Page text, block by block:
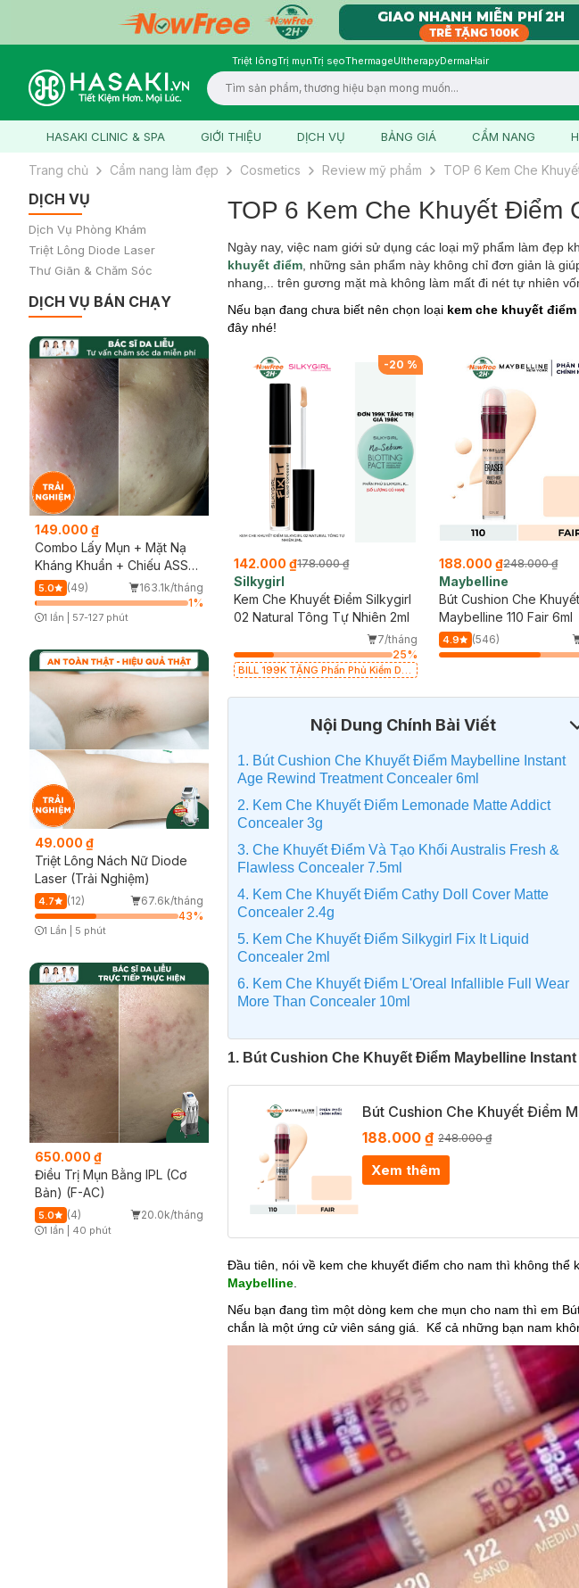
Triệt lôngTrị mụnTrị sẹoThermageUltherapyDermaHair
Logo
HASAKI CLINIC & SPA GIỚI THIỆU DỊCH VỤ BẢNG GIÁ CẨM NANG
Trang chủ Cẩm nang làm đẹp Cosmetics Review mỹ phẩm TOP 6 Kem Che
DỊCH VỤ
Dịch Vụ Phòng Khám
Triệt Lông Diode Laser
Thư Giãn & Chăm Sóc
DỊCH VỤ BÁN CHẠY
149.000 ₫
Combo Lấy Mụn + Mặt Nạ
Kháng Khuẩn + Chiếu ASSH
(Trải nghiệm)
5.0 (49)
163.1k/tháng
1%
1 lần 57-127 phút
49.000 ₫
Triệt Lông Nách Nữ Diode
Laser (Trải Nghiệm)
4.7 (12)
67.6k/tháng
43%
1 Lần 5 phút
650.000 ₫
Điều Trị Mụn Bằng IPL (Cơ
Bản) (F-AC)
5.0 (4) 20.0k/tháng
Timer Gray Icon
1 lần 40 phút
TOP 6 Kem Che Khuyết
Ngày nay, việc nam giới sử dụng các loại mỹ phẩm làm đẹp
khuyết điểm , những sản phẩm này không chỉ đơn giản là
nhang,.. trên gương mặt mà không làm mất đi nét tự nhiên
Nếu bạn đang chưa biết nên chọn loại kem che khuyết
đây nhé!
-20 %
142.000 ₫178.000 ₫
Silkygirl
Kem Che Khuyết Điểm Silkygirl
02 Natural Tông Tự Nhiên 2ml
7/tháng
25%
BILL 199K TẶNG Phấn Phủ Kiềm Dầu
hạn)
188.000 ₫248.000 ₫
Maybelline
Bút Cushion Che
Maybelline 110 Fair 6ml
4.9 (546)
Nội Dung Chính Bài Viết
1. Bút Cushion Che Khuyết Điểm Maybelline Instant
Age Rewind Treatment Concealer 6ml
2. Kem Che Khuyết Điểm Lemonade Matte Addict
Concealer 3g
3. Che Khuyết Điểm Và Tạo Khối Australis Fresh &
Flawless Concealer 7.5ml
4. Kem Che Khuyết Điểm Cathy Doll Cover Matte
Concealer 2.4g
5. Kem Che Khuyết Điểm Silkygirl Fix It Liquid
Concealer 2ml
​6. Kem Che Khuyết Điểm L'Oreal Infallible Full Wear
More Than Concealer 10ml
1. Bút Cushion Che Khuyết Điểm Maybelline
Bút Cushion Che Khuyết Điểm
188.000 ₫ 248.000 ₫
Xem thêm
Đầu tiên, nói về kem che khuyết điểm cho nam thì không
Maybelline
Nếu bạn đang tìm một dòng kem che mụn cho nam thì em
chắn là một ứng cử viên sáng giá. Kể cả những bạn nam